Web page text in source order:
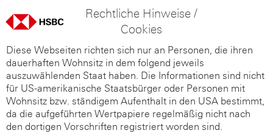
Rechtliche Hinweise /
Cookies
Diese Webseiten richten sich nur an Personen, die ihren
dauerhaften Wohnsitz in dem folgend jeweils
auszuwählenden Staat haben. Die Informationen sind nicht
für US-amerikanische Staatsbürger oder Personen mit
Wohnsitz bzw. ständigem Aufenthalt in den USA bestimmt,
da die aufgeführten Wertpapiere regelmäßig nicht nach
den dortigen Vorschriften registriert worden sind.